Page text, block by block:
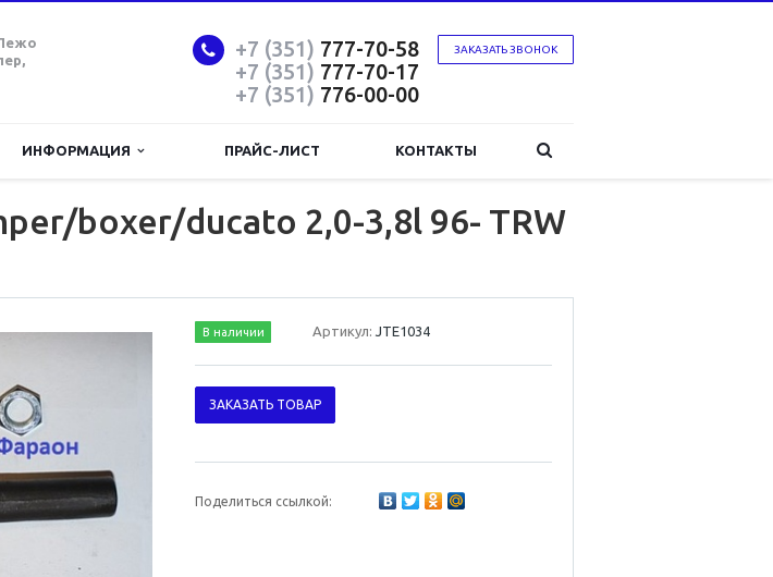
ЗАКАЗАТЬ ЗВОНОК
+7 (351) 777-70-58
+7 (351) 777-70-17
+7 (351) 776-00-00
ИНФОРМАЦИЯ ПРАЙС-ЛИСТ КОНТАКТЫ
boxer/ducato 2,0-3,8l 96- TRW
В наличии Артикул:JTE1034
ЗАКАЗАТЬ ТОВАР
Поделиться ссылкой: